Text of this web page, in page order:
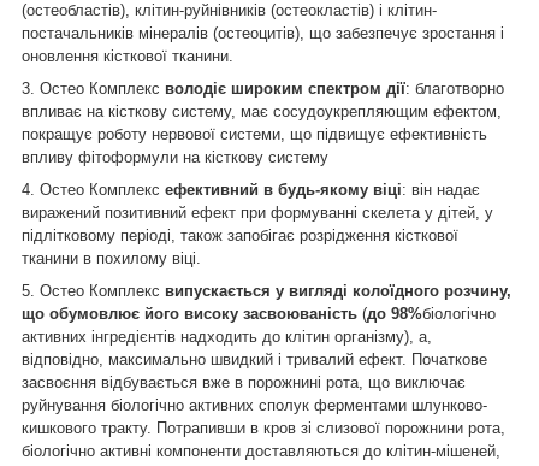
(остеобластів), клітин-руйнівників (остеокластів) і клітин-
постачальників мінералів (остеоцитів), що забезпечує зростання і
оновлення кісткової тканини.
3. Остео Комплекс володіє широким спектром дії: благотворно
впливає на кісткову систему, має сосудоукрепляющим ефектом,
покращує роботу нервової системи, що підвищує ефективність
впливу фітоформули на кісткову систему
4. Остео Комплекс ефективний в будь-якому віці: він надає
виражений позитивний ефект при формуванні скелета у дітей, у
підлітковому періоді, також запобігає розрідження кісткової
тканини в похилому віці.
5. Остео Комплекс випускається у вигляді колоїдного розчину,
що обумовлює його високу засвоюваність (до 98%біологічно
активних інгредієнтів надходить до клітин організму), а,
відповідно, максимально швидкий і тривалий ефект. Початкове
засвоєння відбувається вже в порожнині рота, що виключає
руйнування біологічно активних сполук ферментами шлунково-
кишкового тракту. Потрапивши в кров зі слизової порожнини рота,
біологічно активні компоненти доставляються до клітин-мішеней,